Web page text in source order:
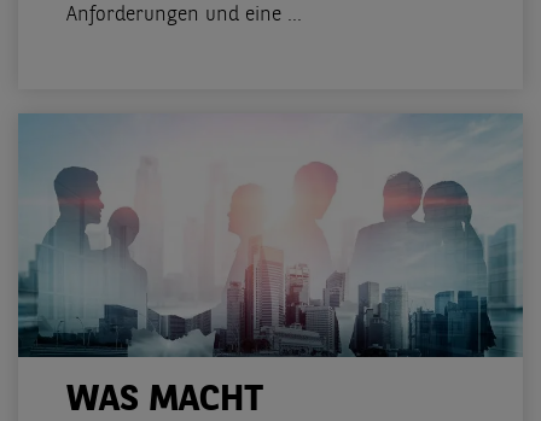
Anforderungen und eine ...
WAS MACHT